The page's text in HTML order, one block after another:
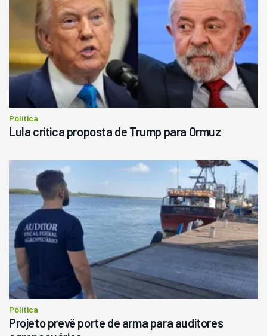
Política
Lula critica proposta de Trump para Ormuz
Política
Projeto prevê porte de arma para auditores